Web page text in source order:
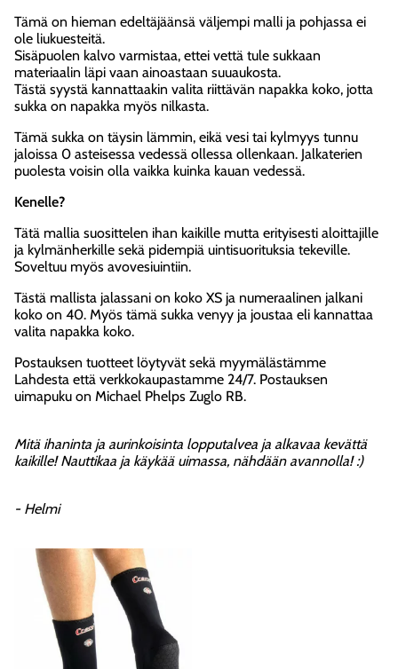
Tämä on hieman edeltäjäänsä väljempi malli ja pohjassa ei
ole liukuesteitä.
Sisäpuolen kalvo varmistaa, ettei vettä tule sukkaan
materiaalin läpi vaan ainoastaan suuaukosta.
Tästä syystä kannattaakin valita riittävän napakka koko, jotta
sukka on napakka myös nilkasta.
Tämä sukka on täysin lämmin, eikä vesi tai kylmyys tunnu
jaloissa 0 asteisessa vedessä ollessa ollenkaan. Jalkaterien
puolesta voisin olla vaikka kuinka kauan vedessä.
Kenelle?
Tätä mallia suosittelen ihan kaikille mutta erityisesti aloittajille
ja kylmänherkille sekä pidempiä uintisuorituksia tekeville.
Soveltuu myös avovesiuintiin.
Tästä mallista jalassani on koko XS ja numeraalinen jalkani
koko on 40. Myös tämä sukka venyy ja joustaa eli kannattaa
valita napakka koko.
Postauksen tuotteet löytyvät sekä myymälästämme
Lahdesta että verkkokaupastamme 24/7. Postauksen
uimapuku on Michael Phelps Zuglo RB.
Mitä ihaninta ja aurinkoisinta lopputalvea ja alkavaa kevättä
kaikille! Nauttikaa ja käykää uimassa, nähdään avannolla! :)
- Helmi